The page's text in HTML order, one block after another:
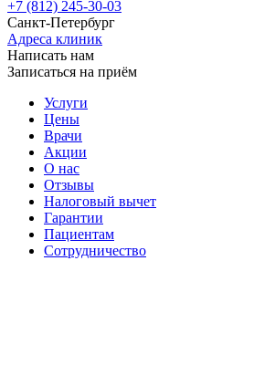
+7 (812) 245-30-03
Санкт-Петербург
Адреса клиник
Написать нам
Записаться на приём
Услуги
Цены
Врачи
Акции
О нас
Отзывы
Налоговый вычет
Гарантии
Пациентам
Сотрудничество